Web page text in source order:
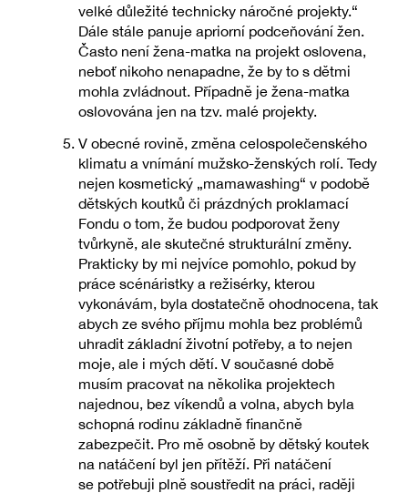
velké důležité technicky náročné projekty.“
Dále stále panuje apriorní podceňování žen.
Často není žena-matka na projekt oslovena,
neboť nikoho nenapadne, že by to s dětmi
mohla zvládnout. Případně je žena-matka
oslovována jen na tzv. malé projekty.
V obecné rovině, změna celospolečenského
klimatu a vnímání mužsko-ženských rolí. Tedy
nejen kosmetický „mamawashing“ v podobě
dětských koutků či prázdných proklamací
Fondu o tom, že budou podporovat ženy
tvůrkyně, ale skutečné strukturální změny.
Prakticky by mi nejvíce pomohlo, pokud by
práce scénáristky a režisérky, kterou
vykonávám, byla dostatečně ohodnocena, tak
abych ze svého příjmu mohla bez problémů
uhradit základní životní potřeby, a to nejen
moje, ale i mých dětí. V současné době
musím pracovat na několika projektech
najednou, bez víkendů a volna, abych byla
schopná rodinu základně finančně
zabezpečit. Pro mě osobně by dětský koutek
na natáčení byl jen přítěží. Při natáčení
se potřebuji plně soustředit na práci, raději